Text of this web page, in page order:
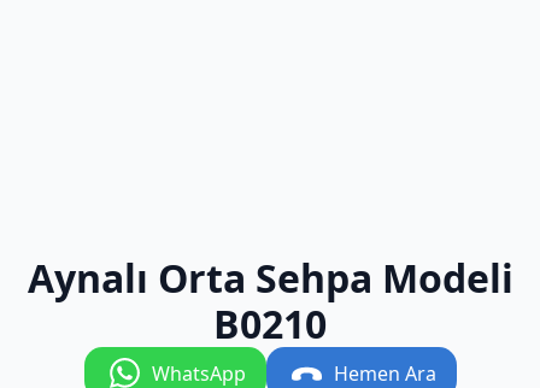
Aynalı Orta Sehpa Modeli
B0210
WhatsApp Hemen Ara